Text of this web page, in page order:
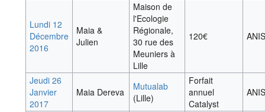
Lundi 12
Décembre
2016
Maia &
Julien
Maison de
l'Ecologie
Régionale,
30 rue des
Meuniers à
Lille
120€ ANIS
Jeudi 26
Janvier
2017
Maia Dereva
Mutualab
(Lille)
Forfait
annuel
Catalyst
ANIS